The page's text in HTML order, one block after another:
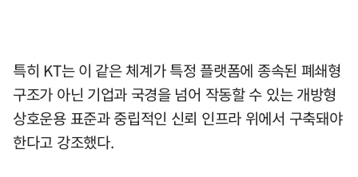
특히 KT는 이 같은 체계가 특정 플랫폼에 종속된 폐쇄형
구조가 아닌 기업과 국경을 넘어 작동할 수 있는 개방형
상호운용 표준과 중립적인 신뢰 인프라 위에서 구축돼야
한다고 강조했다.